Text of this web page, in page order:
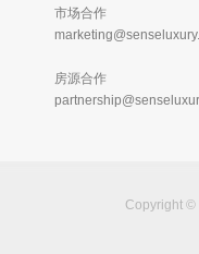
市场合作
房源合作
Copyright ©